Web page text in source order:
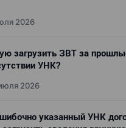
2026
загрузить ЗВТ за
УНК?
2026
указанный УНК